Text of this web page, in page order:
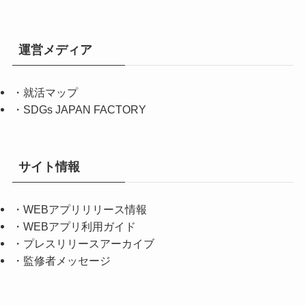
運営メディア
・ 就活マップ
・ SDGs JAPAN FACTORY
サイト情報
・ WEBアプリリリース情報
・ WEBアプリ利用ガイド
・ プレスリリースアーカイブ
・ 監修者メッセージ